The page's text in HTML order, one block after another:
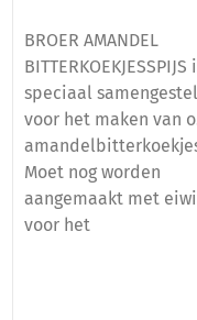
BROER AMANDEL
BITTERKOEKJESSPIJS
speciaal
voor het maken van
Moet nog worden
aangemaakt met
voor het